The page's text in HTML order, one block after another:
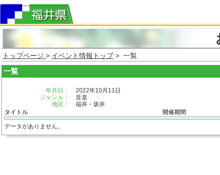
トップページ > イベント情報トップ> 一覧
一覧
年月日：
2022年10月11日
ジャンル：
音楽
地区：
福井・坂井
タイトル
開催期間
データがありません。